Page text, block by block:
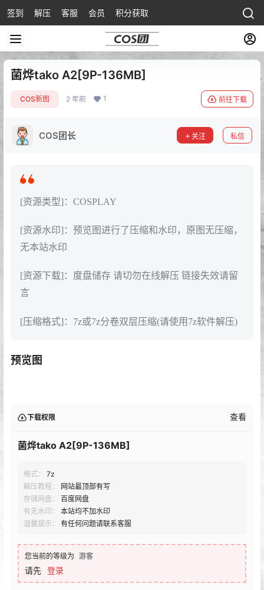
签到 解压 客服 会员 积分获取
菌烨tako A2[9P-136MB]
COS新图 2 年前 1 前往下载
COS团长 关注 私信
[资源类型]：COSPLAY
[资源水印]：预览图进行了压缩和水印，原图无压缩，
无本站水印
[资源下载]：度盘储存 请切勿在线解压 链接失效请留
言
[压缩格式]：7z或7z分卷双层压缩(请使用7z软件解压)
预览图
下载权限 查看
菌烨tako A2[9P-136MB]
格式：
7z
解压教程：
网站最顶部有写
存储网盘：
百度网盘
有无水印：
本站均不加水印
温馨提示：
有任何问题请联系客服
您当前的等级为 游客
请先 登录